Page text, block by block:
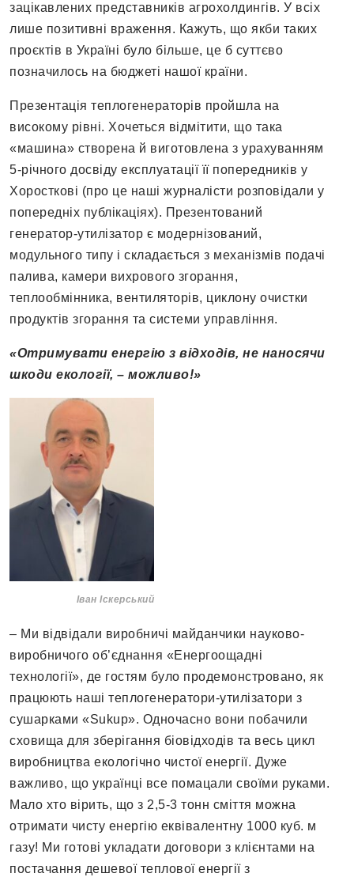
зацікавлених представників агрохолдингів. У всіх
лише позитивні враження. Кажуть, що якби таких
проєктів в Україні було більше, це б суттєво
позначилось на бюджеті нашої країни.
Презентація теплогенераторів пройшла на
високому рівні. Хочеться відмітити, що така
«машина» створена й виготовлена з урахуванням
5-річного досвіду експлуатації її попередників у
Хоросткові (про це наші журналісти розповідали у
попередніх публікаціях). Презентований
генератор-утилізатор є модернізований,
модульного типу і складається з механізмів подачі
палива, камери вихрового згорання,
теплообмінника, вентиляторів, циклону очистки
продуктів згорання та системи управління.
«Отримувати енергію з відходів, не наносячи
шкоди екології, – можливо!»
Іван Іскерський
– Ми відвідали виробничі майданчики науково-
виробничого об’єднання «Енергоощадні
технології», де гостям було продемонстровано, як
працюють наші теплогенератори-утилізатори з
сушарками «Sukup». Одночасно вони побачили
сховища для зберігання біовідходів та весь цикл
виробництва екологічно чистої енергії. Дуже
важливо, що українці все помацали своїми руками.
Мало хто вірить, що з 2,5-3 тонн сміття можна
отримати чисту енергію еквівалентну 1000 куб. м
газу! Ми готові укладати договори з клієнтами на
постачання дешевої теплової енергії з